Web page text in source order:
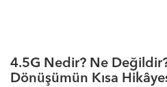
4.5G Nedir? Ne
Dönüşümün Kısa